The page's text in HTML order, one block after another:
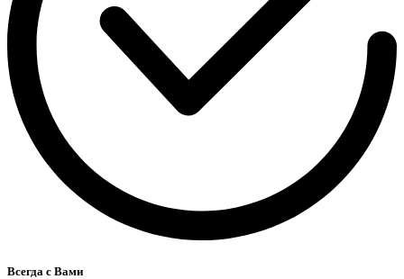
Всегда с Вами